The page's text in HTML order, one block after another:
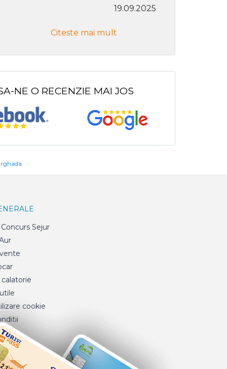
19.09.2025
Citeste mai mult
NE O RECENZIE MAI JOS
Sejur
cookie